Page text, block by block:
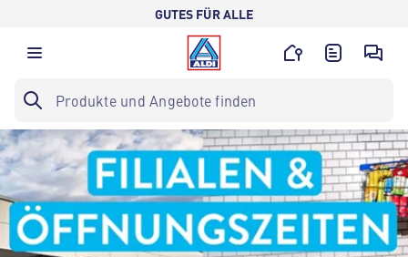
GUTES FÜR ALLE